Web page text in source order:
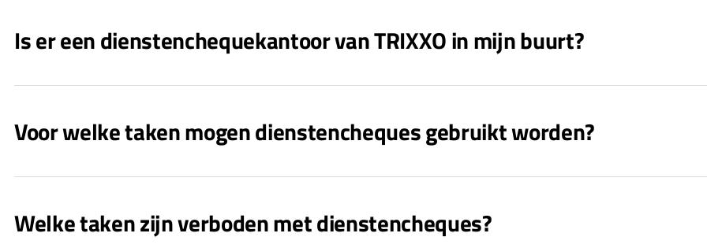
Is er een dienstenchequekantoor van TRIXXO in mijn buurt?
Voor welke taken mogen dienstencheques gebruikt worden?
Welke taken zijn verboden met dienstencheques?